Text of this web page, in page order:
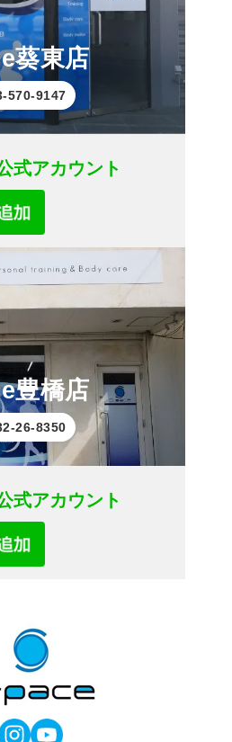
葵東店
570-9147
式アカウント
豊橋店
26-8350
式アカウント